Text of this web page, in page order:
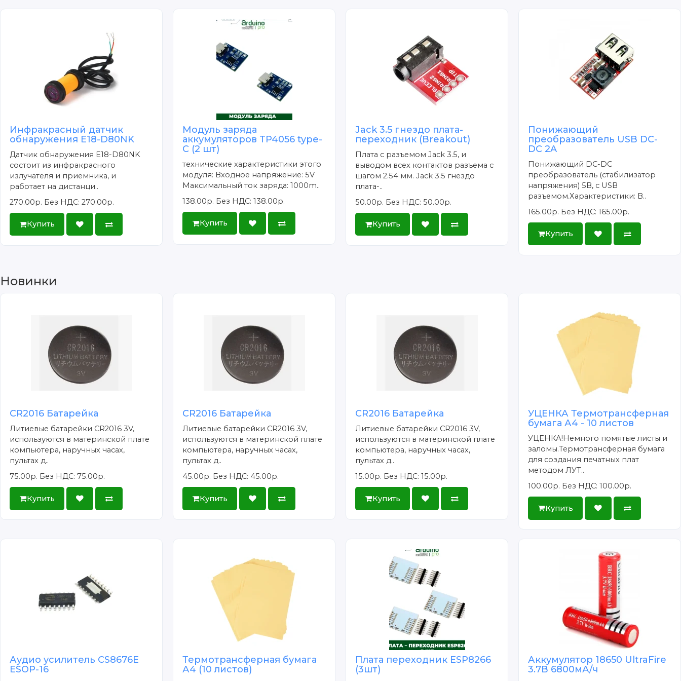
Стилус - 1шт.
Инфракрасный датчик
обнаружения E18-D80NK
Датчик обнаружения E18-D80NK
состоит из инфракрасного
излучателя и приемника, и
работает на дистанци..
270.00р. Без НДС: 270.00р.
Купить
Модуль заряда
аккумуляторов TP4056 type-
C (2 шт)
технические характеристики этого
модуля: Входное напряжение: 5V
Максимальный ток заряда: 1000m..
138.00р. Без НДС: 138.00р.
Купить
Jack 3.5 гнездо плата-
переходник (Breakout)
Плата с разъемом Jack 3.5, и
выводом всех контактов разъема с
шагом 2.54 мм. Jack 3.5 гнездо
плата-..
50.00р. Без НДС: 50.00р.
Купить
Понижающий
преобразователь USB DC-
DC 2A
Понижающий DC-DC
преобразователь (стабилизатор
напряжения) 5В, с USB
разъемом.Характеристики: В..
165.00р. Без НДС: 165.00р.
Купить
Новинки
CR2016 Батарейка
Литиевые батарейки CR2016 3V,
используются в материнской плате
компьютера, наручных часах,
пультах д..
75.00р. Без НДС: 75.00р.
Купить
CR2016 Батарейка
Литиевые батарейки CR2016 3V,
используются в материнской плате
компьютера, наручных часах,
пультах д..
45.00р. Без НДС: 45.00р.
Купить
CR2016 Батарейка
Литиевые батарейки CR2016 3V,
используются в материнской плате
компьютера, наручных часах,
пультах д..
15.00р. Без НДС: 15.00р.
Купить
УЦЕНКА Термотрансферная
бумага А4 - 10 листов
УЦЕНКА!Немного помятые листы и
заломы.Термотрансферная бумага
для создания печатных плат
методом ЛУТ..
100.00р. Без НДС: 100.00р.
Купить
Аудио усилитель CS8676E
ESOP-16
Термотрансферная бумага
А4 (10 листов)
Плата переходник ESP8266
(3шт)
Аккумулятор 18650 UltraFire
3.7В 6800мА/ч